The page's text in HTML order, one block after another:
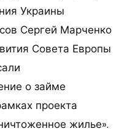
Украины
Сергей Марченко
Совета Европы
о займе
проекта
жилье».